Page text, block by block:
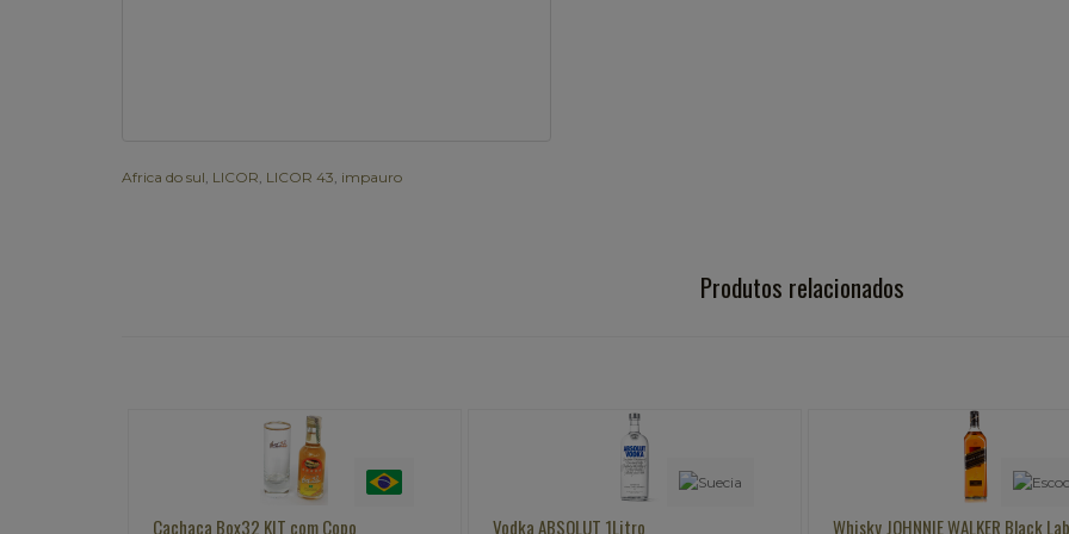
Africa do sul LICOR LICOR 43 impauro
Produtos relacionados
Vodka ABSOLUT 1Litro Whisky JOHNNIE WALKER Black Label Saquê OKINAWA